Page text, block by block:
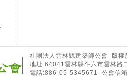
社團法人雲林縣建築師公會
地址:64041雲林縣斗六市雲林
電話:886-05-5345671 公會信